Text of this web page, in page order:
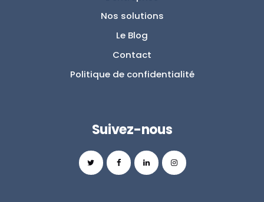
Nos solutions
Le Blog
Contact
Politique de confidentialité
Suivez-nous